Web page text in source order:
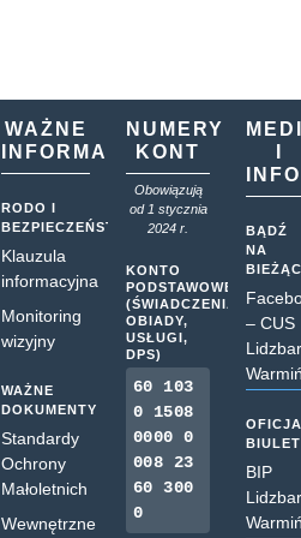
WAŻNE
INFORMACJE
RODO I
BEZPIECZEŃSTWO
Klauzula
informacyjna
Monitoring
wizyjny
WAŻNE
DOKUMENTY
Standardy
Ochrony
Małoletnich
Wewnętrzne
NUMERY
KONT
Obowiązują
od 1 stycznia
2024 r.
KONTO
PODSTAWOWE
(ŚWIADCZENIA,
OBIADY,
USŁUGI,
DPS)
60 103
0 1508
0000 0
008 23
60 300
0
BĄDŹ
NA
– CUS
BIP